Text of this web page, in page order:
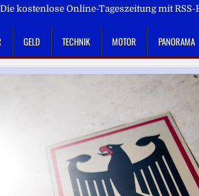
kostenlose Online-Tageszeitung mit
GELD TECHNIK MOTOR PANORAMA